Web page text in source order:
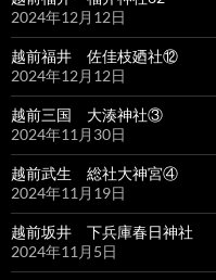
2024年12月12日
越前福井 佐佳枝廼社⑫
2024年12月12日
越前三国 大湊神社③
2024年11月30日
越前武生 総社大神宮④
2024年11月19日
越前坂井 下兵庫春日神社
2024年11月5日